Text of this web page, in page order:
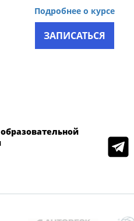
Подробнее о курсе
ЗАПИСАТЬСЯ